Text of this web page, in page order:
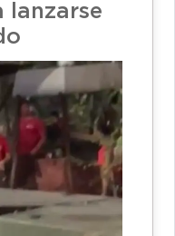
lanzarse